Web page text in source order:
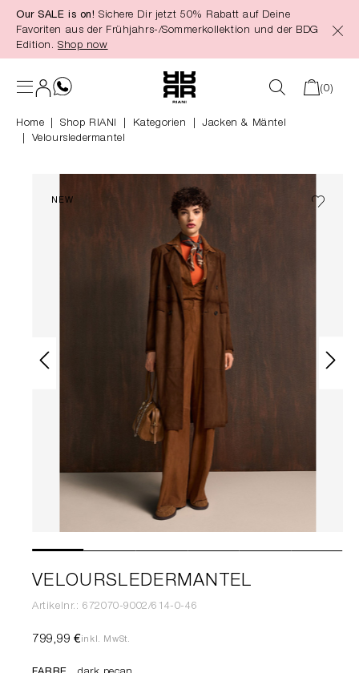
springen
Our SALE is on! Sichere Dir jetzt 50% Rabatt auf Deine
Favoriten aus der Frühjahrs-/Sommerkollektion und der BDG
Edition. Shop now
(0)
Home Shop RIANI Kategorien
Jacken & Mäntel
Veloursledermantel
NEW
VELOURSLEDERMANTEL
Artikelnr.: 672070-9002/614-0-46
799,99 €inkl. MwSt.